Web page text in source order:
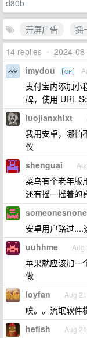
d80b
开屏广告 摇
14 replies • 2024-
imydou OP
支付宝内添加小
碑，使用 URL
luojianxhlxt
我用安卓，哪怕
仪
shenguai
菜鸟有个老年版
还有摇一摇着的
someonesnone
安卓用户路过....
uuhhme Aug
苹果就应该加一
做
loyfan Aug
唉。。流氓软件
hefish Aug